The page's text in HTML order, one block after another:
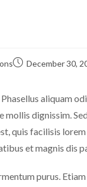
December 30,
aliquam
mollis dignissim.
quis facilisis
et magnis dis
purus.